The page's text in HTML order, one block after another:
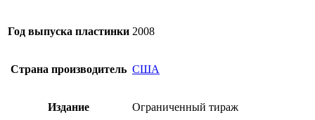
Год выпуска пластинки 2008
Страна производитель США
Издание Ограниченный тираж